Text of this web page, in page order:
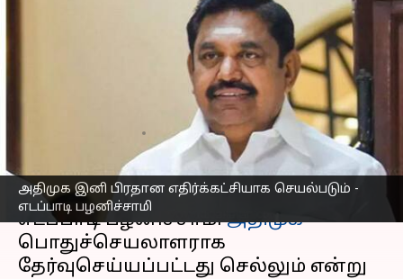
அதிமுக இனி பிரதான எதிர்க்கட்சியாக செயல்படும் -
எடப்பாடி பழனிச்சாமி
அதிமுக இனி பிரதான
எதிர்க்கட்சியாக
செயல்படும் - எடப்பாடி
பழனிச்சாமி
Apr 20, 2023 07:45 pm
செய்தி முன்னோட்டம்
எடப்பாடி பழனிச்சாமிஅதிமுக
பொதுச்செயலாளராக
தேர்வுசெய்யப்பட்டது செல்லும் என்று